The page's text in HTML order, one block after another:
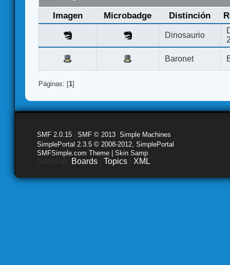
Imagen Microbadge Distinción
Dinosaurio
Baronet
Páginas: [1]
SMF 2.0.15 SMF © 2013 Simple Machines
SimplePortal 2.3.5 © 2008-2012, SimplePortal
SMFSimple.com Theme | Skin Samp
Boards Topics XML